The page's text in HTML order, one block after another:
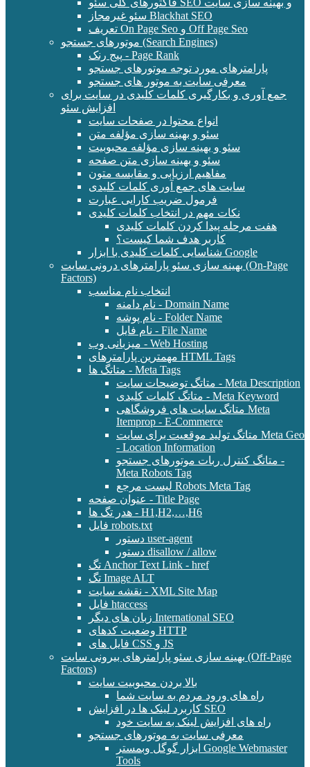
فاکتورهای کلی سئو SEO و بهینه سازی سایت
سئو غیرمجاز Blackhat SEO
تعریف On Page Seo و Off Page Seo
موتورهای جستجو (Search Engines)
پیج رنک - Page Rank
پارامترهای مورد توجه موتورهای جستجو
معرفی سایت به موتور های جستجو
جمع آوری و بکارگیری کلمات کلیدی در سایت برای
افزایش سئو
انواع محتوا در صفحات سایت
سئو و بهینه سازی مؤلفه متن
سئو و بهینه سازی مؤلفه محبوبیت
سئو و بهینه سازی متن صفحه
مفاهیم ارزیابی و مقایسه متون
سایت های جمع آوری کلمات کلیدی
فرمول ضریب کارایی عبارت
نکات مهم در انتخاب کلمات کلیدی
هفت مرحله پیدا کردن کلمات کلیدی
کاربر هدف شما کیست؟
شناسایی کلمات کلیدی با ابزار Google
بهینه سازی سئو پارامترهای درونی سایت (On-Page
Factors)
انتخاب نام مناسب
نام دامنه - Domain Name
نام پوشه - Folder Name
نام فایل - File Name
میزبانی وب - Web Hosting
مهمترین پارامترهای HTML Tags
متاتگ ها - Meta Tags
متاتگ توضیحات سایت - Meta Description
متاتگ کلمات کلیدی - Meta Keyword
متاتگ سایت های فروشگاهی Meta
Itemprop - E-Commerce
متاتگ تولید موقعیت برای سایت Meta Geo
- Location Information
متاتگ کنترل ربات موتورهای جستجو -
Meta Robots Tag
لیست مرجع Robots Meta Tag
عنوان صفحه - Title Page
هدر تگ ها - H1,H2,…,H6
فایل robots.txt
دستور user-agent
دستور disallow / allow
تگ Anchor Text Link - href
تگ Image ALT
نقشه سایت - XML Site Map
فایل htaccess
زبان های دیگر International SEO
وضعیت کدهای HTTP
فایل های CSS و JS
بهینه سازی سئو پارامترهای بیرونی سایت (Off-Page
Factors)
بالا بردن محبوبیت سایت
راه های ورود مردم به سایت شما
کاربرد لینک ها در افزایش SEO
راه های افزایش لینک به سایت خود
معرفی سایت به موتورهای جستجو
ابزار گوگل وبمستر Google Webmaster
Tools